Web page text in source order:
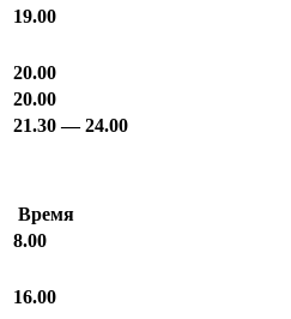
19.00
20.00
20.00
21.30 — 24.00
Время
8.00
16.00